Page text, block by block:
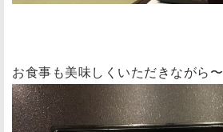
お食事も美味しくいただきながら〜